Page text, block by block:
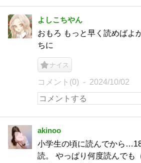
よしこちやん
おもろ もっと早く読めばよ
ちに
ナイス
コメント(0) 2024/10/02
akinoo
小学生の頃に読んでから
読。 やっぱり何度読んでも